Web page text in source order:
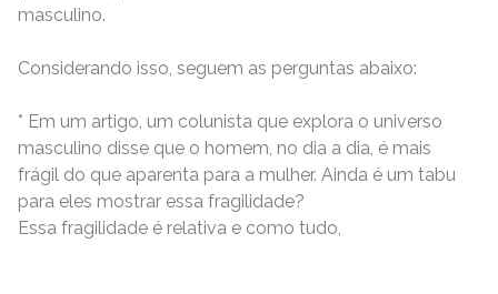
masculino.
Considerando isso, seguem as perguntas abaixo:
* Em um artigo, um colunista que explora o universo
masculino disse que o homem, no dia a dia, é mais
frágil do que aparenta para a mulher. Ainda é um tabu
para eles mostrar essa fragilidade?
Essa fragilidade é relativa e como tudo,